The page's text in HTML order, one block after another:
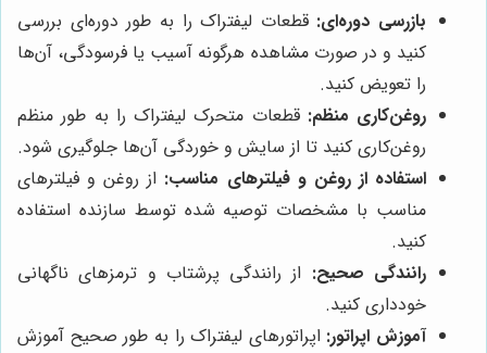
بازرسی دوره‌ای: قطعات لیفتراک را به طور دوره‌ای بررسی
کنید و در صورت مشاهده هرگونه آسیب یا فرسودگی، آن‌ها
را تعویض کنید.
روغن‌کاری منظم: قطعات متحرک لیفتراک را به طور منظم
روغن‌کاری کنید تا از سایش و خوردگی آن‌ها جلوگیری شود.
استفاده از روغن و فیلترهای مناسب: از روغن و فیلترهای
مناسب با مشخصات توصیه شده توسط سازنده استفاده
کنید.
رانندگی صحیح: از رانندگی پرشتاب و ترمزهای ناگهانی
خودداری کنید.
آموزش اپراتور: اپراتورهای لیفتراک را به طور صحیح آموزش